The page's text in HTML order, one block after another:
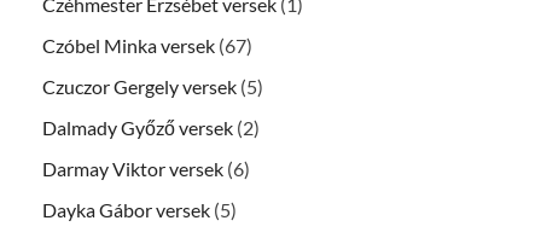
Czóbel Minka versek (67)
Czuczor Gergely versek (5)
Dalmady Győző versek (2)
Darmay Viktor versek (6)
Dayka Gábor versek (5)